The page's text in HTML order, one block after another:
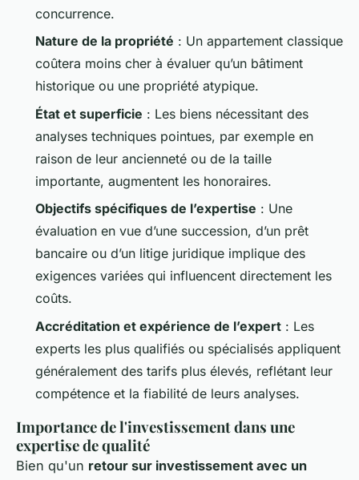
concurrence.
Nature de la propriété : Un appartement classique
coûtera moins cher à évaluer qu’un bâtiment
historique ou une propriété atypique.
État et superficie : Les biens nécessitant des
analyses techniques pointues, par exemple en
raison de leur ancienneté ou de la taille
importante, augmentent les honoraires.
Objectifs spécifiques de l’expertise : Une
évaluation en vue d’une succession, d’un prêt
bancaire ou d’un litige juridique implique des
exigences variées qui influencent directement les
coûts.
Accréditation et expérience de l’expert : Les
experts les plus qualifiés ou spécialisés appliquent
généralement des tarifs plus élevés, reflétant leur
compétence et la fiabilité de leurs analyses.
Importance de l'investissement dans une
expertise de qualité
Bien qu'un retour sur investissement avec un